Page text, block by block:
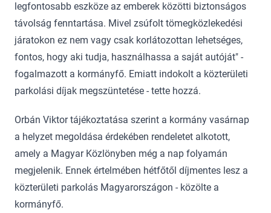
legfontosabb eszköze az emberek közötti biztonságos
távolság fenntartása. Mivel zsúfolt tömegközlekedési
járatokon ez nem vagy csak korlátozottan lehetséges,
fontos, hogy aki tudja, használhassa a saját autóját" -
fogalmazott a kormányfő. Emiatt indokolt a közterületi
parkolási díjak megszüntetése - tette hozzá.
Orbán Viktor tájékoztatása szerint a kormány vasárnap
a helyzet megoldása érdekében rendeletet alkotott,
amely a Magyar Közlönyben még a nap folyamán
megjelenik. Ennek értelmében hétfőtől díjmentes lesz a
közterületi parkolás Magyarországon - közölte a
kormányfő.